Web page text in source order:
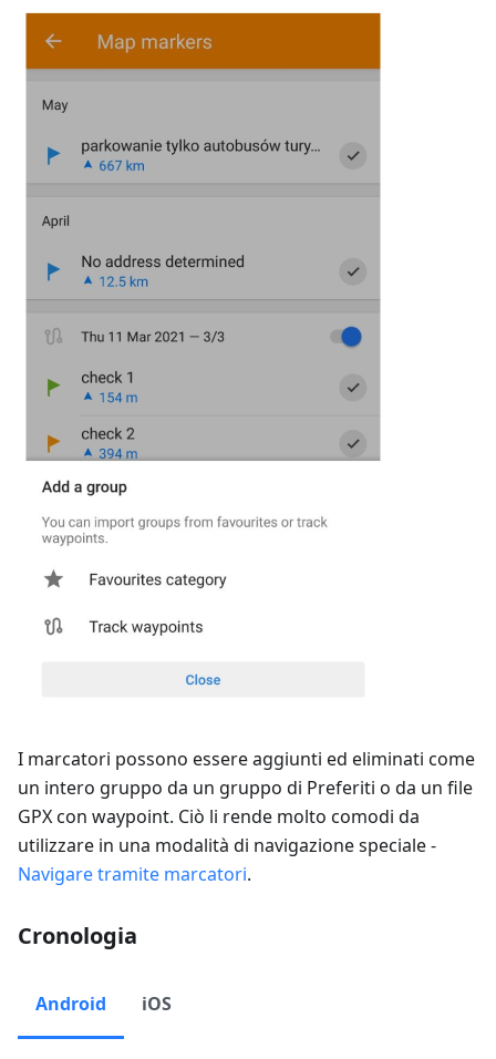
I marcatori possono essere aggiunti ed eliminati come
un intero gruppo da un gruppo di Preferiti o da un file
GPX con waypoint. Ciò li rende molto comodi da
utilizzare in una modalità di navigazione speciale -
Navigare tramite marcatori.
Cronologia
Android iOS